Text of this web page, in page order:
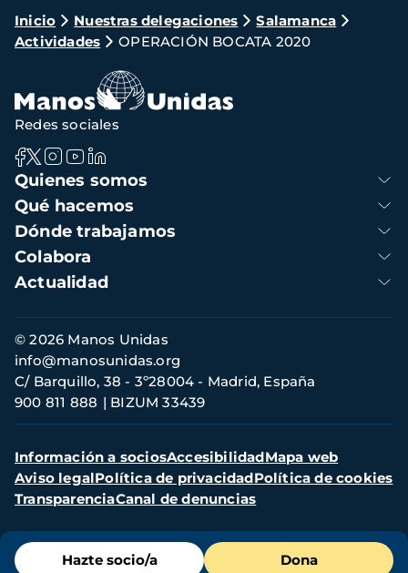
Ruta
de
navegación
Inicio Nuestras delegaciones
Salamanca
Actividades
OPERACIÓN BOCATA 2020
Menú
de
Hazte socio/a Dona
Navegación
principal
Quienes somos
Qué hacemos
Dónde trabajamos
Colabora
Actualidad
Redes sociales
Información
de
contacto
© 2026 Manos Unidas
C/ Barquillo, 38 - 3º28004 - Madrid, España
900 811 888
BIZUM 33439
info@manosunidas.org
Menú
secundario
Información a sociosAccesibilidadMapa web
Aviso legalPolítica de privacidadPolítica de cookies
TransparenciaCanal de denuncias